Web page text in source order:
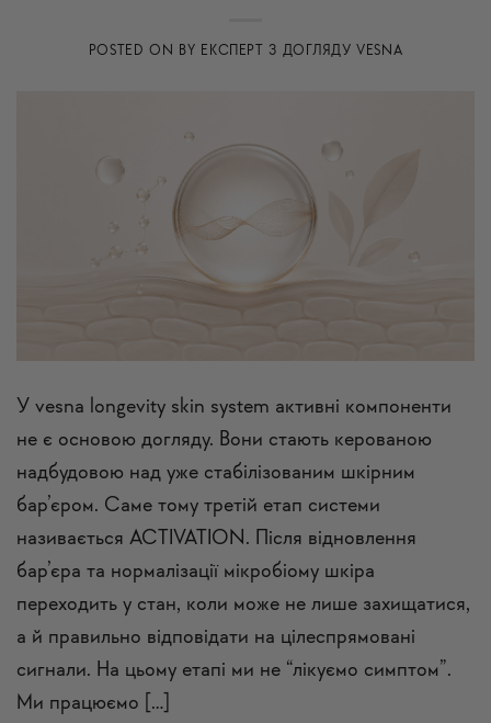
POSTED ON BY ЕКСПЕРТ З ДОГЛЯДУ VESNA
У vesna longevity skin system активні компоненти
не є основою догляду. Вони стають керованою
надбудовою над уже стабілізованим шкірним
бар’єром. Саме тому третій етап системи
називається ACTIVATION. Після відновлення
бар’єра та нормалізації мікробіому шкіра
переходить у стан, коли може не лише захищатися,
а й правильно відповідати на цілеспрямовані
сигнали. На цьому етапі ми не “лікуємо симптом”.
Ми працюємо […]